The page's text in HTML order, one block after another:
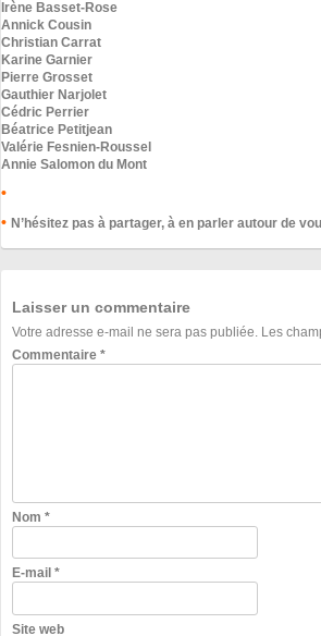
Irène Basset-Rose
Annick Cousin
Christian Carrat
Karine Garnier
Pierre Grosset
Gauthier Narjolet
Cédric Perrier
Béatrice Petitjean
Valérie Fesnien-Roussel
Annie Salomon du Mont
N’hésitez pas à partager, à en parler autour de
Laisser un commentaire
Votre adresse e-mail ne sera pas publiée. Les
Commentaire *
Nom *
E-mail *
Site web